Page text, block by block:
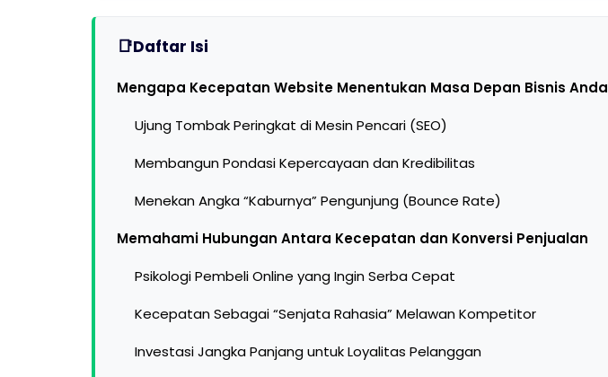
Daftar Isi
Mengapa Kecepatan Website Menentukan Masa Depan Bisnis Anda
Ujung Tombak Peringkat di Mesin Pencari (SEO)
Membangun Pondasi Kepercayaan dan Kredibilitas
Menekan Angka “Kaburnya” Pengunjung (Bounce Rate)
Memahami Hubungan Antara Kecepatan dan Konversi Penjualan
Psikologi Pembeli Online yang Ingin Serba Cepat
Kecepatan Sebagai “Senjata Rahasia” Melawan Kompetitor
Investasi Jangka Panjang untuk Loyalitas Pelanggan